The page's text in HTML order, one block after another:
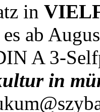
in
ab
A 3-
in